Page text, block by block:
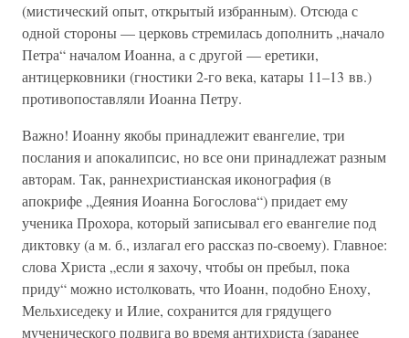
(мистический опыт, открытый избранным). Отсюда с
одной стороны — церковь стремилась дополнить „начало
Петра“ началом Иоанна, а с другой — еретики,
антицерковники (гностики 2-го века, катары 11–13 вв.)
противопоставляли Иоанна Петру.
Важно! Иоанну якобы принадлежит евангелие, три
послания и апокалипсис, но все они принадлежат разным
авторам. Так, раннехристианская иконография (в
апокрифе „Деяния Иоанна Богослова“) придает ему
ученика Прохора, который записывал его евангелие под
диктовку (а м. б., излагал его рассказ по-своему). Главное:
слова Христа „если я захочу, чтобы он пребыл, пока
приду“ можно истолковать, что Иоанн, подобно Еноху,
Мельхиседеку и Илие, сохранится для грядущего
мученического подвига во время антихриста (заранее